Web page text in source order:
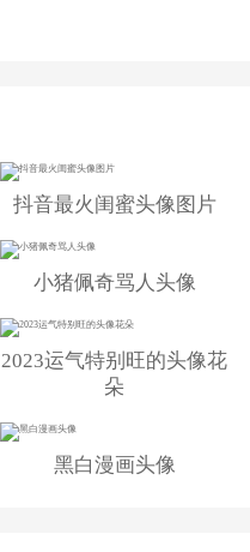
抖音最火闺蜜头像图片
小猪佩奇骂人头像
2023运气特别旺的头像花
朵
黑白漫画头像